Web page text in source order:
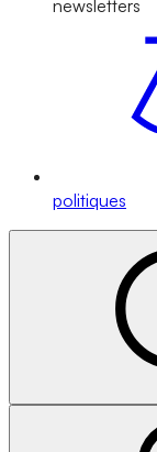
newsletters
politiques